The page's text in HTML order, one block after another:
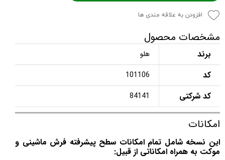
افزودن به علاقه مندی ها
مشخصات محصول
برند هلو
کد 101106
کد شرکتی 84141
امکانات
این نسخه شامل تمام امکانات سطح پیشرفته فرش ماشینی و
موکت به همراه امکاناتی از قبیل: